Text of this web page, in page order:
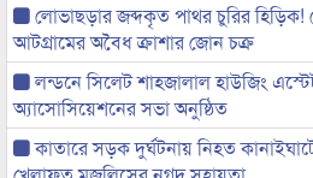
লোভাছড়ার জব্দকৃত পাথর চুরির হিড়িক!
আটগ্রামের অবৈধ ক্রাশার জোন চক্র
লন্ডনে সিলেট শাহজালাল হাউজিং
অ্যাসোসিয়েশনের সভা অনুষ্ঠিত
কাতারে সড়ক দুর্ঘটনায় নিহত